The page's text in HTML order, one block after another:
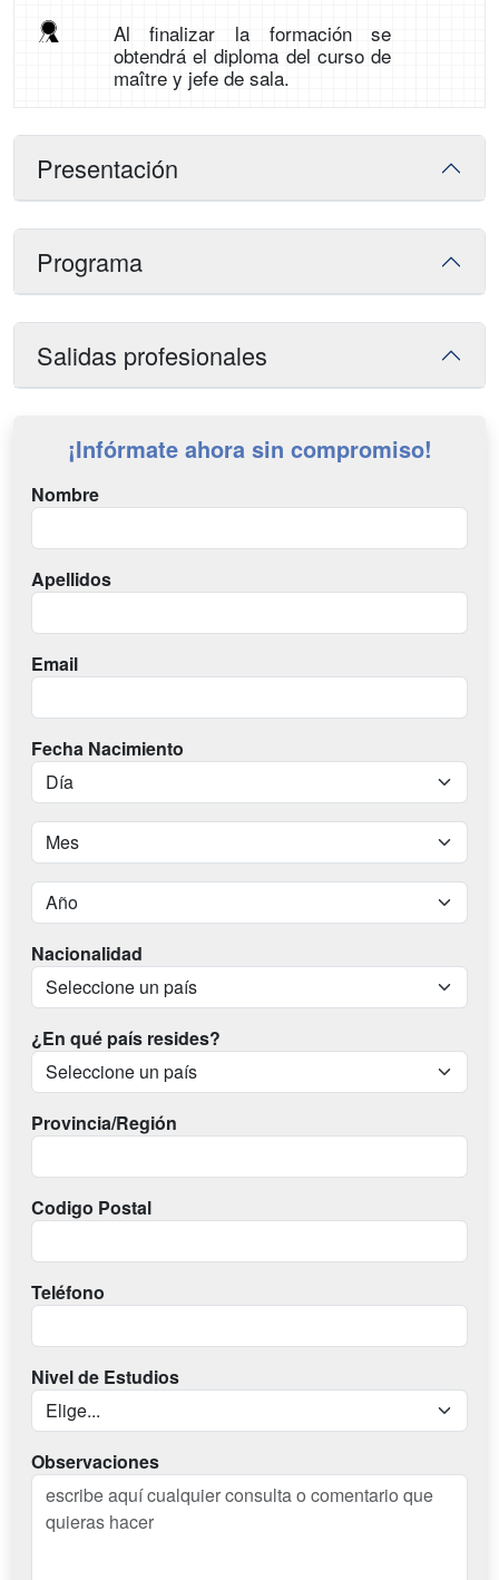
Al finalizar la formación se
obtendrá el diploma del curso de
maître y jefe de sala.
Presentación
Programa
Salidas profesionales
¡Infórmate ahora sin compromiso!
Nombre
Apellidos
Email
Fecha Nacimiento
Nacionalidad
¿En qué país resides?
Provincia/Región
Codigo Postal
Teléfono
Nivel de Estudios
Observaciones